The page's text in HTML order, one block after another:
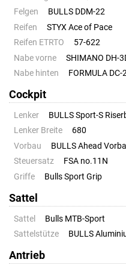
Felgen
BULLS DDM-22
Reifen
STYX Ace of Pace
Reifen ETRTO
57-622
Nabe vorne
SHIMANO DH-
Nabe hinten
FORMULA DC-
Cockpit
Lenker
BULLS Sport-S
Lenker Breite
680
Vorbau
BULLS Ahead
Steuersatz
FSA no.11N
Griffe
Bulls Sport Grip
Sattel
Sattel
Bulls MTB-Sport
Sattelstütze
BULLS
Antrieb